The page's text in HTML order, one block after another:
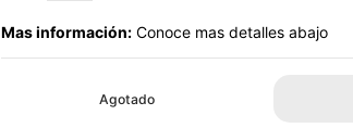
Mas información: Conoce mas detalles abajo
Agotado